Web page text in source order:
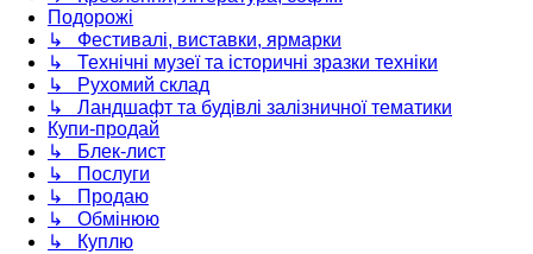
Подорожі
↳ Фестивалі, виставки, ярмарки
↳ Технічні музеї та історичні зразки техніки
↳ Рухомий склад
↳ Ландшафт та будівлі залізничної тематики
Купи-продай
↳ Блек-лист
↳ Послуги
↳ Продаю
↳ Обмінюю
↳ Куплю